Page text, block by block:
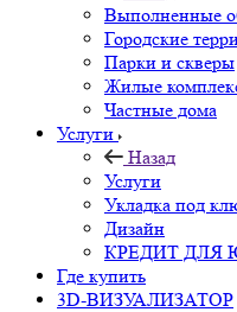
Выполненные
Городские
Парки и скверы
Жилые
Частные дома
Услуги
Назад
Услуги
Укладка под
Дизайн
КРЕДИТ ДЛЯ
Где купить
3D-ВИЗУАЛИЗАТОР